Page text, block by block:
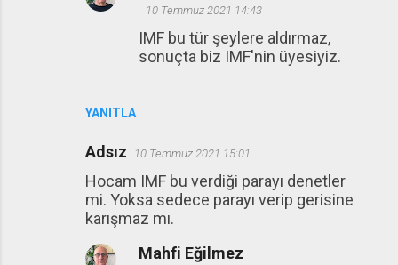
YANITLA
10 Temmuz 2021 14:43
IMF bu tür şeylere aldırmaz,
sonuçta biz IMF'nin üyesiyiz.
Adsız 10 Temmuz 2021 15:01
Hocam IMF bu verdiği parayı denetler
mi. Yoksa sedece parayı verip gerisine
karışmaz mı.
Mahfi Eğilmez